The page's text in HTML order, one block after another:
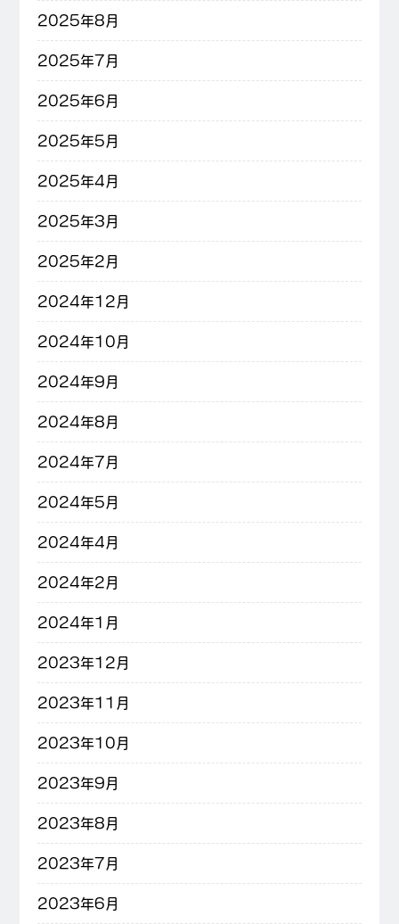
2025年8月
2025年7月
2025年6月
2025年5月
2025年4月
2025年3月
2025年2月
2024年12月
2024年10月
2024年9月
2024年8月
2024年7月
2024年5月
2024年4月
2024年2月
2024年1月
2023年12月
2023年11月
2023年10月
2023年9月
2023年8月
2023年7月
2023年6月